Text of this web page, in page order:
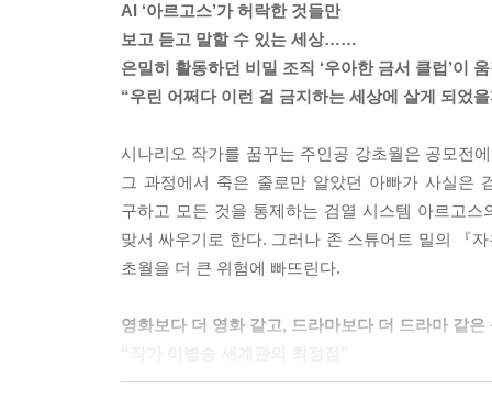
초월이 눈에 힘을 주며 말했다. 모두가 초월을 바
심장이 쿵쿵 뛰는 소리가 들리는 것 같았다.
--- p.182
써 보고 싶었다.
“AI 서버를 각성시켜 보고 싶어.”
--- p.202
AI ‘아르고스’가 허락한 것들만
보고 듣고 말할 수 있는 세상……
은밀히 활동하던 비밀 조직 ‘우아한 금서 클럽’이
“우린 어쩌다 이런 걸 금지하는 세상에 살게 되었
시나리오 작가를 꿈꾸는 주인공 강초월은 공모전
그 과정에서 죽은 줄로만 알았던 아빠가 사실은
구하고 모든 것을 통제하는 검열 시스템 아르고스
맞서 싸우기로 한다. 그러나 존 스튜어트 밀의 『
초월을 더 큰 위험에 빠뜨린다.
영화보다 더 영화 같고, 드라마보다 더 드라마 같